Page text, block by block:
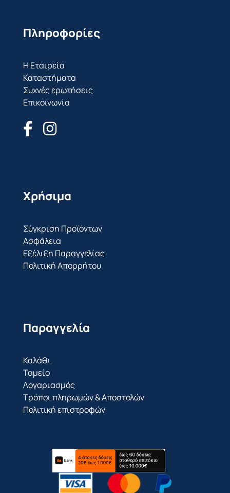
Πληροφορίες
Η Εταιρεία
Καταστήματα
Συχνές ερωτήσεις
Επικοινωνία
Χρήσιμα
Σύγκριση Προϊόντων
Ασφάλεια
Εξέλιξη Παραγγελίας
Πολιτική Απορρήτου
Παραγγελία
Καλάθι
Ταμείο
Λογαριασμός
Τρόποι πληρωμών & Αποστολών
Πολιτική επιστροφών